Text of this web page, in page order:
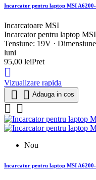
Incarcator pentru laptop MSI
Incarcatoare MSI
Incarcator pentru laptop
Tensiune: 19V ·
luni
95,00 leiPret

Vizualizare rapida
  Adauga in cos
 
Nou
Incarcator pentru laptop MSI